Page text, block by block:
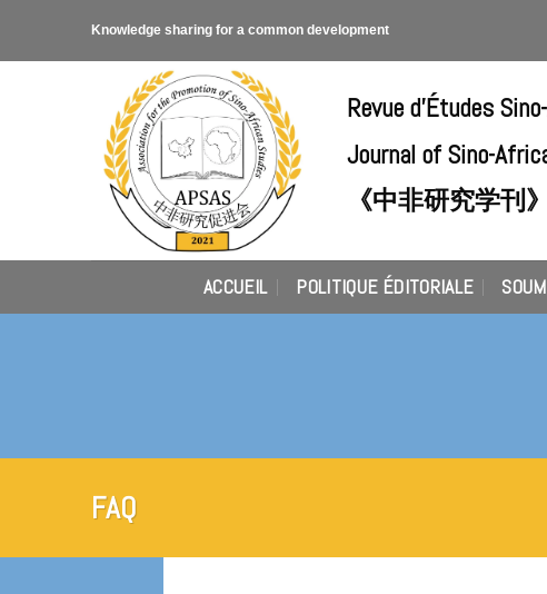
Knowledge sharing for a common development
Revue d'Études
Journal of Sino-
《中非研究学刊》
ACCUEIL POLITIQUE ÉDITORIALE
FAQ